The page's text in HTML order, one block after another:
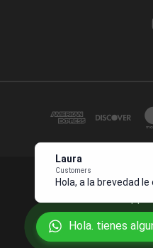
Hola. tienes
Customers
Hola, a la brevedad le
Describame
1234 OCEAN DRIVE
© 2026